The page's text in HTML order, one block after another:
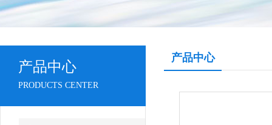
产品中心
PRODUCTS CENTER
产品中心